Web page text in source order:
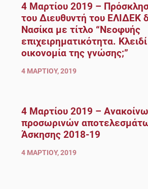
4 Μαρτίου 2019 –
του Διευθυντή του ΕΛΙΔΕΚ
Νασίκα με τίτλο “Νεοφυής
επιχειρηματικότητα.
οικονομία της γνώσης;”
4 ΜΑΡΤΊΟΥ, 2019
4 Μαρτίου 2019 –
προσωρινών
Άσκησης 2018-19
4 ΜΑΡΤΊΟΥ, 2019